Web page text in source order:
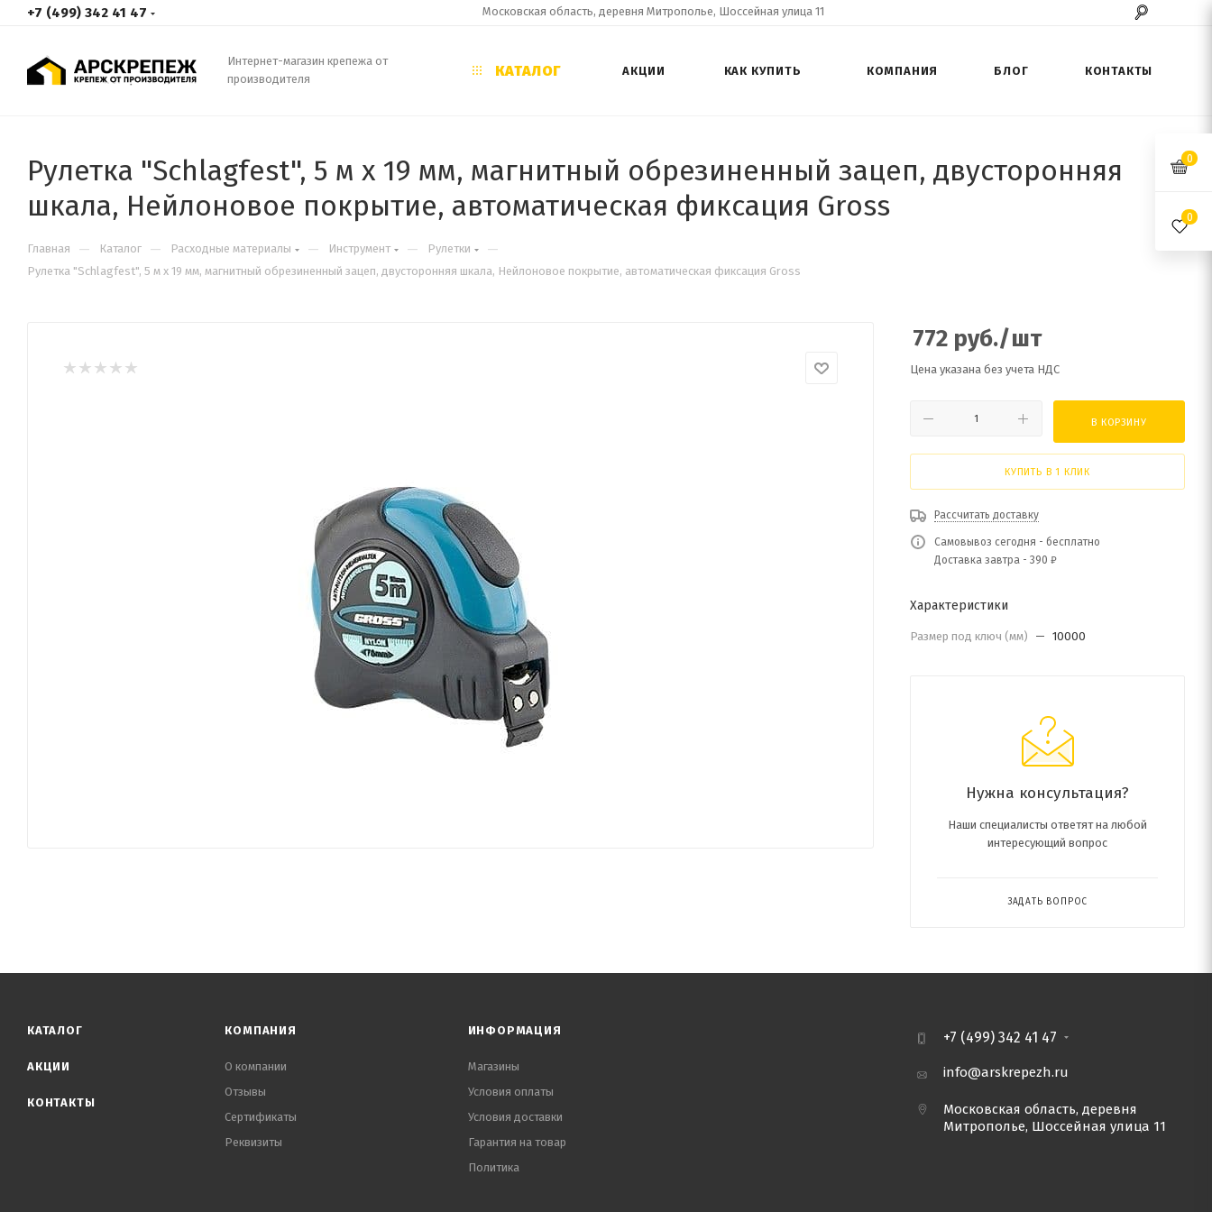
+7 (499) 342 41 47 Московская область, деревня Митрополье, Шоссейная улица 11
Интернет-магазин крепежа от
производителя
КАТАЛОГ АКЦИИ КАК КУПИТЬ КОМПАНИЯ БЛОГ КОНТАКТЫ
Рулетка "Schlagfest", 5 м x 19 мм, магнитный обрезиненный зацеп, двусторонняя
шкала, Нейлоновое покрытие, автоматическая фиксация Gross
Главная — Каталог — Расходные материалы — Инструмент — Рулетки —
Рулетка "Schlagfest", 5 м x 19 мм, магнитный обрезиненный зацеп, двусторонняя шкала, Нейлоновое покрытие, автоматическая фиксация Gross
772 руб./шт
Цена указана без учета НДС
В КОРЗИНУ
КУПИТЬ В 1 КЛИК
Рассчитать доставку
Самовывоз сегодня - бесплатно
Доставка завтра - 390 ₽
Характеристики
Размер под ключ (мм) — 10000
Нужна консультация?
Наши специалисты ответят на любой
интересующий вопрос
ЗАДАТЬ ВОПРОС
КАТАЛОГ
АКЦИИ
КОНТАКТЫ
КОМПАНИЯ
О компании
Отзывы
Сертификаты
Реквизиты
ИНФОРМАЦИЯ
Магазины
Условия оплаты
Условия доставки
Гарантия на товар
Политика
+7 (499) 342 41 47
info@arskrepezh.ru
Московская область, деревня
Митрополье, Шоссейная улица 11
0
0